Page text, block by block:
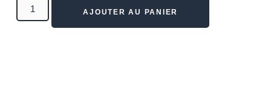
AJOUTER AU PANIER